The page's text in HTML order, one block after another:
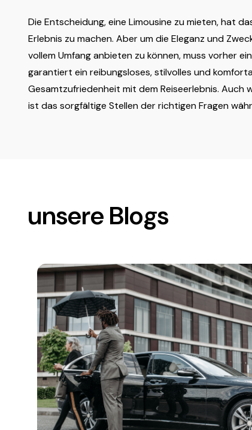
Die Entscheidung, eine Limousine zu mieten, hat
Erlebnis zu machen. Aber um die Eleganz und
vollem Umfang anbieten zu können, muss vorher
garantiert ein reibungsloses, stilvolles und
Gesamtzufriedenheit mit dem Reiseerlebnis. Auch
ist das sorgfältige Stellen der richtigen Fragen
unsere Blogs